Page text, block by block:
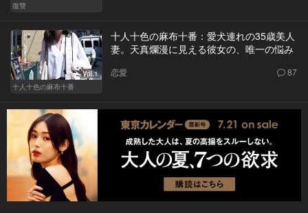
復讐
Vol.1
十人十色の麻布十番
十人十色の麻布十番：愛犬連れの35歳美人
妻。天真爛漫に見える彼女の、唯一の悩み
恋愛 87